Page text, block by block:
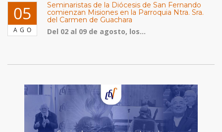
05
AGO
Seminaristas de la Diócesis de San Fernando
comienzan Misiones en la Parroquia Ntra. Sra.
del Carmen de Guachara
Del 02 al 09 de agosto, los...